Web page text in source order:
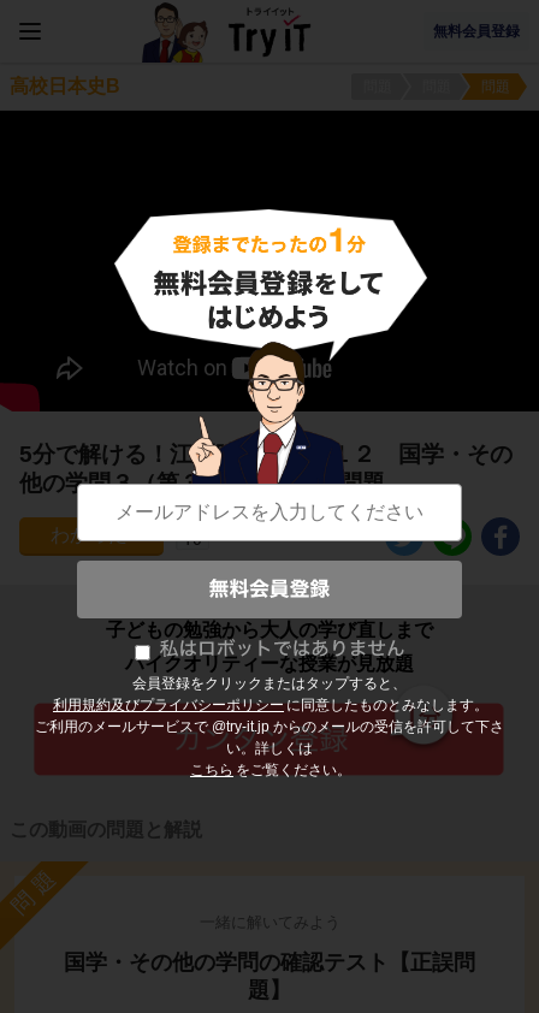
無料会員登録
会員登録をクリックまたはタップすると、
利用規約及びプライバシーポリシーに同意したものとみなします。
ご利用のメールサービスで @try-it.jp からのメールの受信を許可して下さ
い。詳しくは
こちら をご覧ください。
高校日本史B 問題
5分で解ける！江戸時代の学問１２ 国学・その
他の学問３（第３問）に関する問題
10
子どもの勉強から大人の学び直しまで
ハイクオリティーな授業が見放題
この動画の問題と解説
問題
一緒に解いてみよう
国学・その他の学問の確認テスト【正誤問
題】